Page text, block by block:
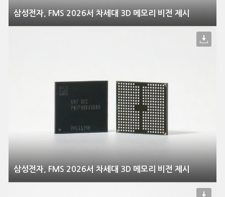
삼성전자, FMS 2026서 차세대 3D 메모리 비전 제시
삼성전자, FMS 2026서 차세대 3D 메모리 비전 제시